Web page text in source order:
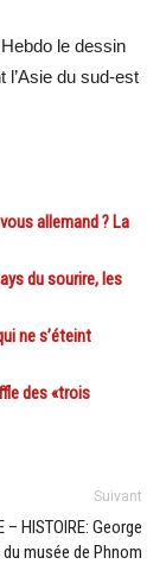
le dessin
l’Asie du sud-est
allemand ? La
du sourire, les
ne s’éteint
des «trois
Suivant
– HISTOIRE: George
du musée de Phnom